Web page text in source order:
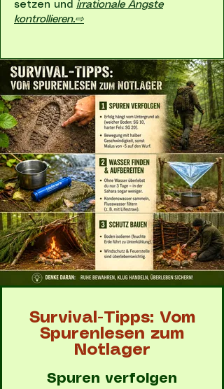
setzen und irrationale Ängste
kontrollieren.⇨
Survival-Tipps: Vom
Spurenlesen zum
Notlager
Spuren verfolgen